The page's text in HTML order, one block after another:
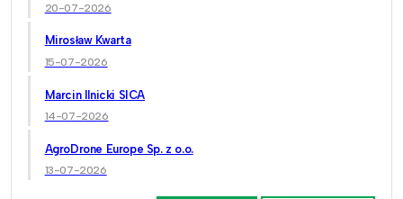
20-07-2026
Mirosław Kwarta
15-07-2026
Marcin Ilnicki SICA
14-07-2026
AgroDrone Europe Sp. z o.o.
13-07-2026